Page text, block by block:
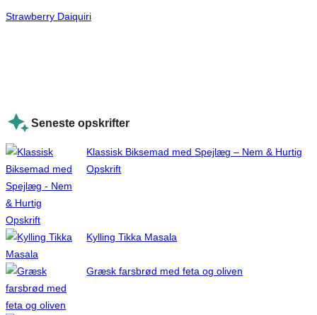
Strawberry Daiquiri
Seneste opskrifter
Klassisk Biksemad med Spejlæg – Nem & Hurtig
Opskrift
Kylling Tikka Masala
Græsk farsbrød med feta og oliven